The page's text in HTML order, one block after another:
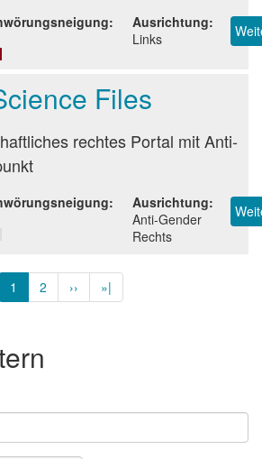
Ausrichtung
Links
Files
rechtes Portal mit Anti-
Ausrichtung
Anti-Gender
Rechts
Aktuelle
Seite
1 Page
2
Nächste
Seite
››
Letzte
Seite
»|